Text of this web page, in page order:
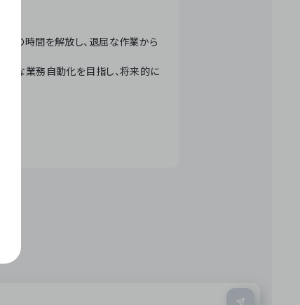
の時間を解放し、退屈な作業から
な業務自動化を目指し、将来的に